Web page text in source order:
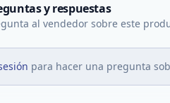
y respuestas
al vendedor sobre este
para hacer una pregunta